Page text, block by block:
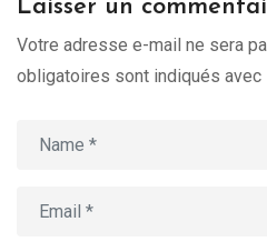
Laisser un
Votre adresse e-mail ne sera
obligatoires sont indiqués avec